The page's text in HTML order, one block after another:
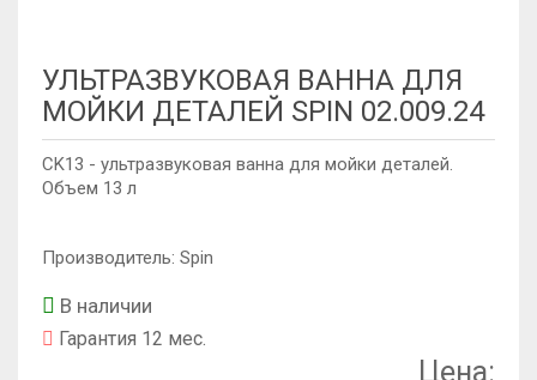
УЛЬТРАЗВУКОВАЯ ВАННА ДЛЯ
МОЙКИ ДЕТАЛЕЙ SPIN 02.009.24
CK13 - ультразвуковая ванна для мойки деталей.
Объем 13 л
Производитель: Spin
В наличии
Гарантия 12 мес.
Цена: